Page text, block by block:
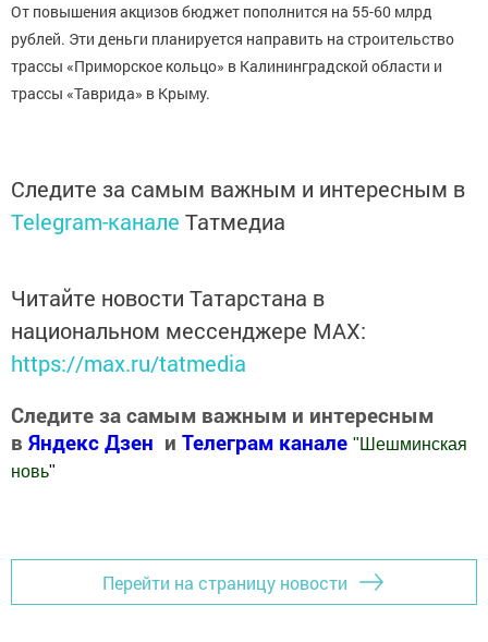
От повышения акцизов бюджет пополнится на 55-60 млрд
рублей. Эти деньги планируется направить на строительство
трассы «Приморское кольцо» в Калининградской области и
трассы «Таврида» в Крыму.
Следите за самым важным и интересным в
Telegram-канале Татмедиа
Читайте новости Татарстана в
национальном мессенджере MАХ:
https://max.ru/tatmedia
Следите за самым важным и интересным
в Яндекс Дзен и Телеграм канале "Шешминская
новь"
Перейти на страницу новости